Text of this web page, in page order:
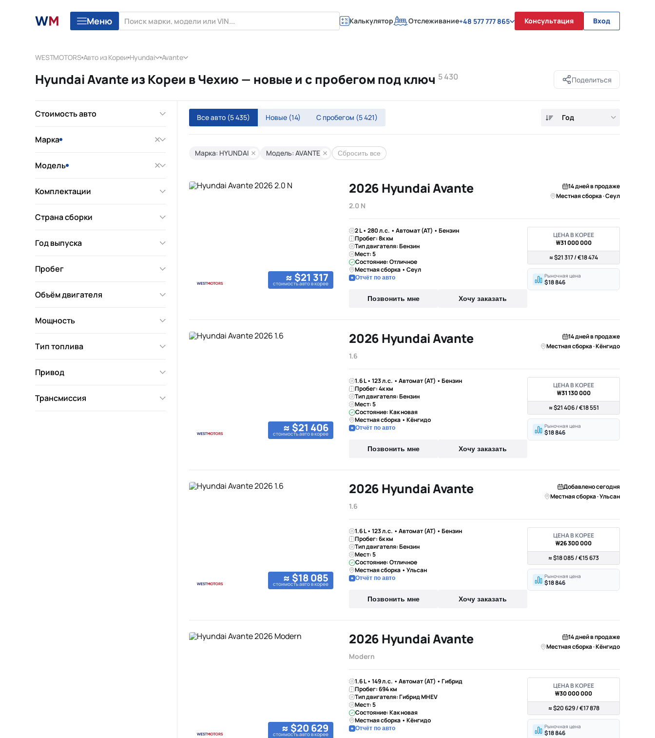
Меню Калькулятор Отслеживание+48 577 777 865 Консультация Вход
WESTMOTORS Авто из Кореи Hyundai Avante
Hyundai Avante из Кореи в Чехию — новые и с пробегом под ключ 5 430 Поделиться
Стоимость авто
Марка
Модель
Комплектации
Страна сборки
Год выпуска
Пробег
Объём двигателя
Мощность
Тип топлива
Привод
Трансмиссия
Год
Все авто (5 435) Новые (14) С пробегом (5 421)
Марка: HYUNDAI Модель: AVANTE Сбросить все
≈ $21 317
стоимость авто в корее
2026 Hyundai Avante
2.0 N
14 дней в продаже
Местная сборка · Сеул
2 L • 280 л.с. • Автомат (AT) • Бензин
Пробег: 8к км
Тип двигателя: Бензин
Мест: 5
Состояние: Отличное
Местная сборка • Сеул
Отчёт по авто
Позвонить мне Хочу заказать
ЦЕНА В КОРЕЕ
₩31 000 000
≈ $21 317 / €18 474
Рыночная цена
$18 846
≈ $21 406
стоимость авто в корее
2026 Hyundai Avante
1.6
14 дней в продаже
Местная сборка · Кёнгидо
1.6 L • 123 л.с. • Автомат (AT) • Бензин
Пробег: 4к км
Тип двигателя: Бензин
Мест: 5
Состояние: Как новая
Местная сборка • Кёнгидо
Отчёт по авто
Позвонить мне Хочу заказать
ЦЕНА В КОРЕЕ
₩31 130 000
≈ $21 406 / €18 551
Рыночная цена
$18 846
≈ $18 085
стоимость авто в корее
2026 Hyundai Avante
1.6
Добавлено сегодня
Местная сборка · Ульсан
1.6 L • 123 л.с. • Автомат (AT) • Бензин
Пробег: 6к км
Тип двигателя: Бензин
Мест: 5
Состояние: Отличное
Местная сборка • Ульсан
Отчёт по авто
Позвонить мне Хочу заказать
ЦЕНА В КОРЕЕ
₩26 300 000
≈ $18 085 / €15 673
Рыночная цена
$18 846
≈ $20 629
стоимость авто в корее
2026 Hyundai Avante
Modern
14 дней в продаже
Местная сборка · Кёнгидо
1.6 L • 149 л.с. • Автомат (AT) • Гибрид
Пробег: 694 км
Тип двигателя: Гибрид MHEV
Мест: 5
Состояние: Как новая
Местная сборка • Кёнгидо
Отчёт по авто
ЦЕНА В КОРЕЕ
₩30 000 000
≈ $20 629 / €17 878
Рыночная цена
$18 846